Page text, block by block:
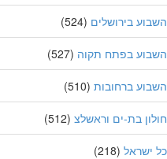
בירושלים(524)
בפתח תקוה(527)
ברחובות(510)
בת-ים וראשלצ(512)
(218)